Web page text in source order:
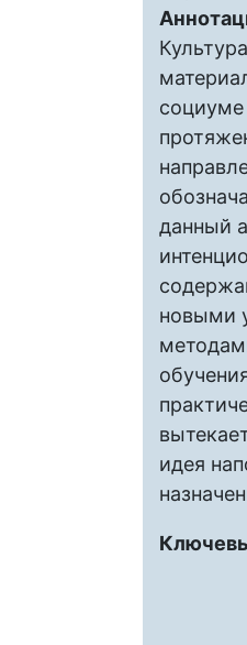
социуме
данный
новыми
идея